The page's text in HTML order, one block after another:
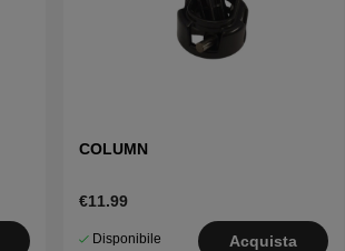
COLUMN
€11.99
Disponibile
Acquista